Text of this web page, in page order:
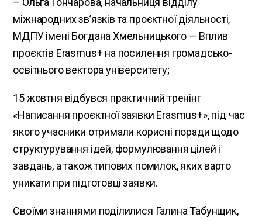
міжнародних зв’язків та проєктної діяльності,
МДПУ імені Богдана Хмельницького — Вплив
проєктів Erasmus+ на посилення громадсько-
освітнього вектора університету;
15 жовтня відбувся практичний тренінг
«Написання проєктної заявки Erasmus+», під час
якого учасники отримали корисні поради щодо
структурування ідей, формулювання цілей і
завдань, а також типових помилок, яких варто
уникати при підготовці заявки.
Своїми знаннями поділилися Галина Табунщик,